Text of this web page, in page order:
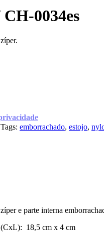
0034es
Tags: emborrachado, estojo,
e parte interna
(CxL): 18,5 cm x 4 cm